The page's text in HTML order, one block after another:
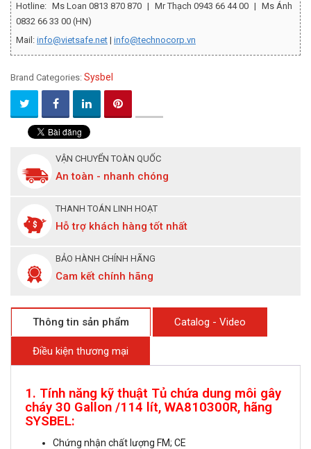
Hotline: Ms Loan 0813 870 870 | Mr Thạch 0943 66 44 00 | Ms Ánh
0832 66 33 00 (HN)
Mail: info@vietsafe.net | info@technocorp.vn
Brand Categories: Sysbel
VẬN CHUYỂN TOÀN QUỐC
An toàn - nhanh chóng
THANH TOÁN LINH HOẠT
Hỗ trợ khách hàng tốt nhất
BẢO HÀNH CHÍNH HÃNG
Cam kết chính hãng
Thông tin sản phẩm Catalog - Video
Điều kiện thương mại
1. Tính năng kỹ thuật Tủ chứa dung môi gây
cháy 30 Gallon /114 lít, WA810300R, hãng
SYSBEL:
Chứng nhận chất lượng FM; CE